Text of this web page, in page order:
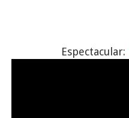
Espectacular: